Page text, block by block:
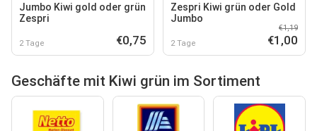
Jumbo Kiwi gold oder grün
Zespri
2 Tage €0,75
Zespri Kiwi grün oder Gold
Jumbo
2 Tage
€1,19
€1,00
Geschäfte mit Kiwi grün im Sortiment